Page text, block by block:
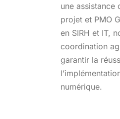
une assistance
projet et PMO
en SIRH et IT,
coordination
garantir la
numérique.